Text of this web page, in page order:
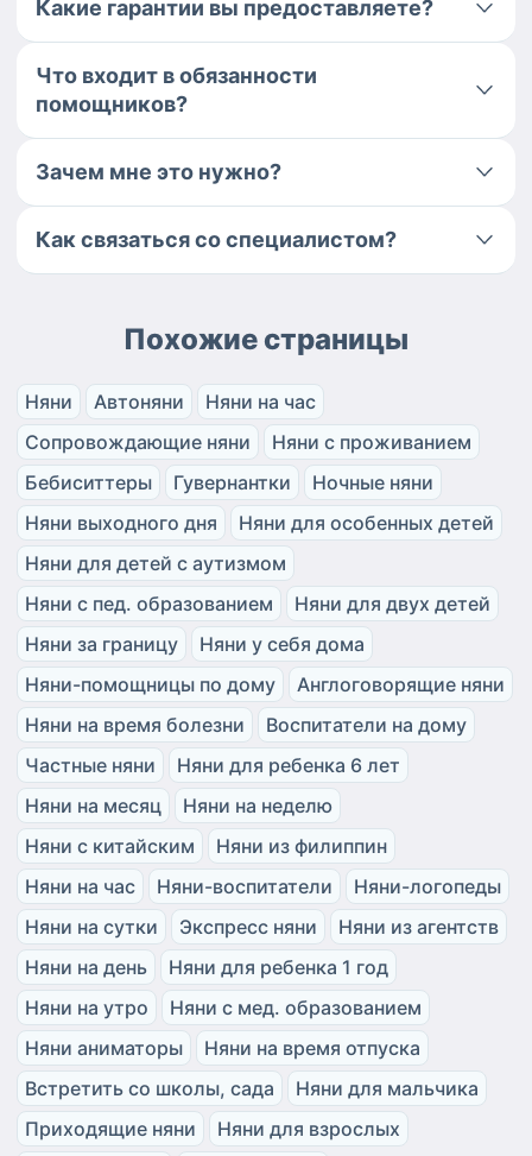
Какие гарантии вы предоставляете?
Что входит в обязанности
помощников?
Зачем мне это нужно?
Как связаться со специалистом?
Похожие страницы
Няни Автоняни
Няни на час
Сопровождающие няни
Няни с проживанием
Бебиситтеры
Гувернантки
Ночные няни
Няни выходного дня
Няни для особенных детей
Няни для детей с аутизмом
Няни с пед. образованием
Няни для двух детей
Няни за границу
Няни у себя дома
Няни-помощницы по дому
Англоговорящие няни
Няни на время болезни
Воспитатели на дому
Частные няни
Няни для ребенка 6 лет
Няни на месяц
Няни на неделю
Няни с китайским
Няни из филиппин
Няни на час
Няни-воспитатели
Няни-логопеды
Няни на сутки
Экспресс няни
Няни из агентств
Няни на день
Няни для ребенка 1 год
Няни на утро
Няни с мед. образованием
Няни аниматоры
Няни на время отпуска
Встретить со школы, сада
Няни для мальчика
Приходящие няни
Няни для взрослых